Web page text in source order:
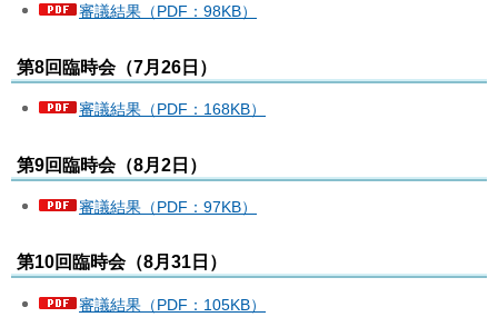
審議結果（PDF：98KB）
第8回臨時会（7月26日）
審議結果（PDF：168KB）
第9回臨時会（8月2日）
審議結果（PDF：97KB）
第10回臨時会（8月31日）
審議結果（PDF：105KB）